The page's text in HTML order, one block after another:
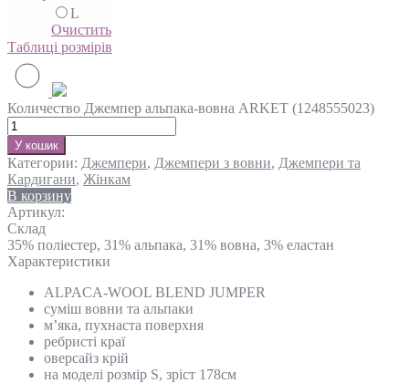
L
Очистить
Таблиці розмірів
Количество Джемпер альпака-вовна ARKET (1248555023)
У кошик
Категории: Джемпери, Джемпери з вовни, Джемпери та
Кардигани, Жінкам
В корзину
Артикул:
Склад
35% поліестер, 31% альпака, 31% вовна, 3% еластан
Характеристики
ALPACA-WOOL BLEND JUMPER
суміш вовни та альпаки
м’яка, пухнаста поверхня
ребристі краї
оверсайз крій
на моделі розмір S, зріст 178см